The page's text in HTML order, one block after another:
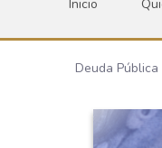
Inicio
Deuda Pública